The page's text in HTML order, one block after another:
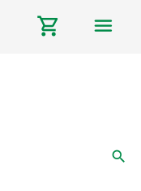
shopping_cart menu
search